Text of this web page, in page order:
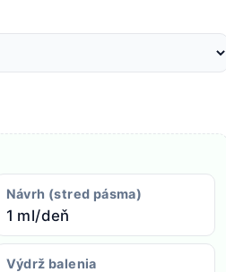
Návrh (stred pásma)
1 ml/deň
Výdrž balenia